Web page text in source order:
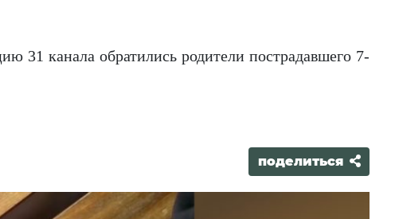
31 канала обратились родители пострадавшего 7-
поделиться